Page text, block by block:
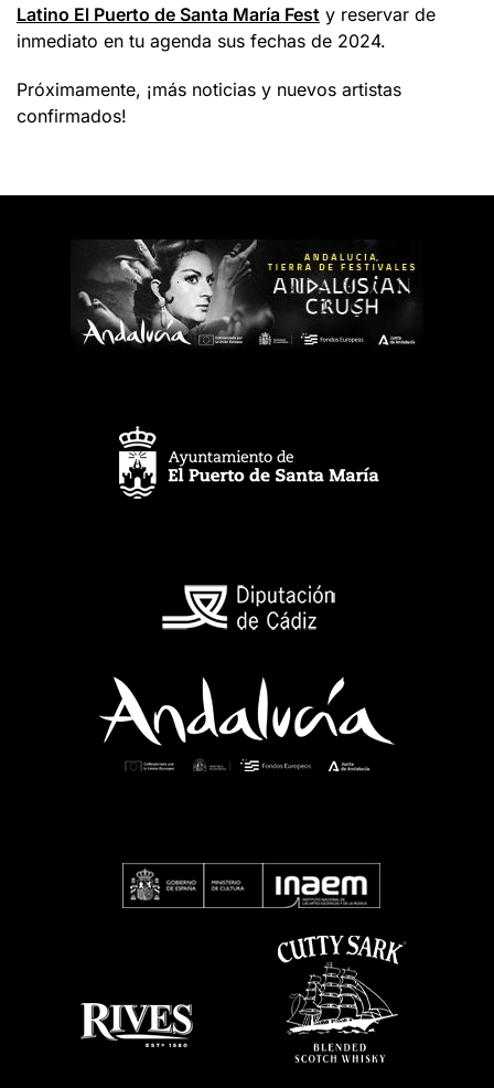
Latino El Puerto de Santa María Fest y reservar de
inmediato en tu agenda sus fechas de 2024.
Próximamente, ¡más noticias y nuevos artistas
confirmados!